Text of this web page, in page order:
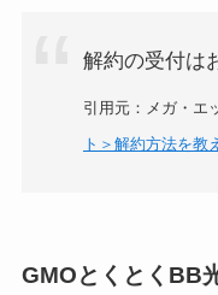
解約の受付は
引用元：メガ・エ
ト＞解約方法を教
GMOとくとくBB